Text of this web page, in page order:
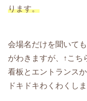
ります。
会場名だけを聞いて
がわきますが、↑こち
看板とエントランス
ドキドキわくわくしま